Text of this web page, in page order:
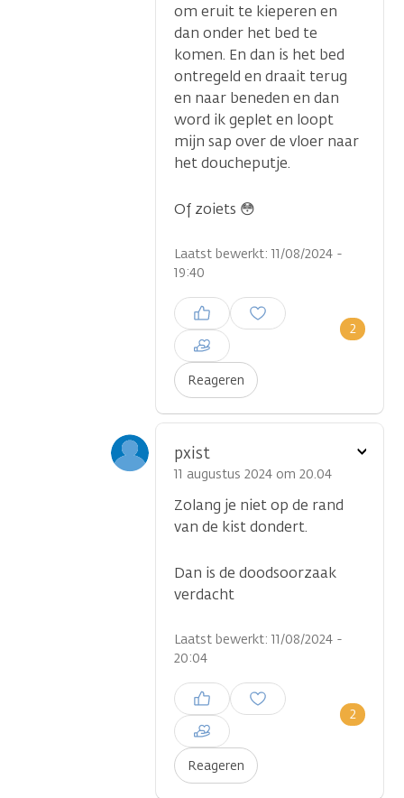
om eruit te kieperen en
dan onder het bed te
komen. En dan is het bed
ontregeld en draait terug
en naar beneden en dan
word ik geplet en loopt
mijn sap over de vloer naar
het doucheputje.
Of zoiets 😳
Laatst bewerkt: 11/08/2024 -
19:40
Reageren
2
Inloggen om een reactie te
plaatsen
pxist
11 augustus 2024 om 20.04
Zolang je niet op de rand
van de kist dondert.
Dan is de doodsoorzaak
verdacht
Laatst bewerkt: 11/08/2024 -
20:04
Reageren
2
Inloggen om een reactie te
plaatsen
Toon